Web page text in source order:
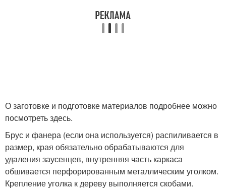
О заготовке и подготовке материалов подробнее можно
посмотреть здесь.
Брус и фанера (если она используется) распиливается в
размер, края обязательно обрабатываются для
удаления заусенцев, внутренняя часть каркаса
обшивается перфорированным металлическим уголком.
Крепление уголка к дереву выполняется скобами.